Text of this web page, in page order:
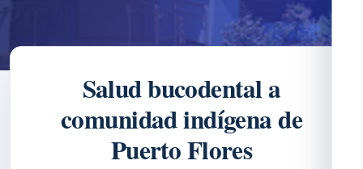
Salud bucodental a
comunidad indígena de
Puerto Flores